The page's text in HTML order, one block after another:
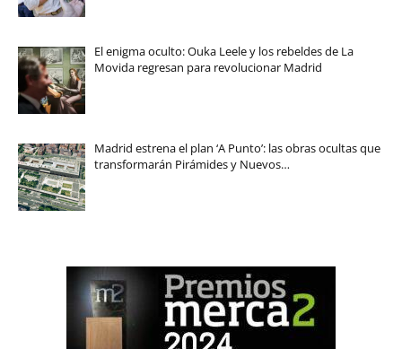
El enigma oculto: Ouka Leele y los rebeldes de La
Movida regresan para revolucionar Madrid
Madrid estrena el plan ‘A Punto’: las obras ocultas que
transformarán Pirámides y Nuevos…